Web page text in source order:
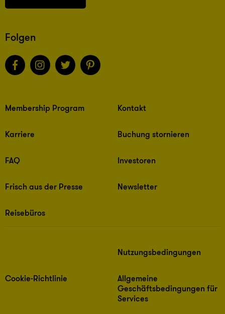
Folgen
Membership Program Kontakt
Karriere Buchung stornieren
FAQ Investoren
Frisch aus der Presse Newsletter
Reisebüros
Nutzungsbedingungen
Cookie-Richtlinie
Allgemeine
Geschäftsbedingungen für
Services